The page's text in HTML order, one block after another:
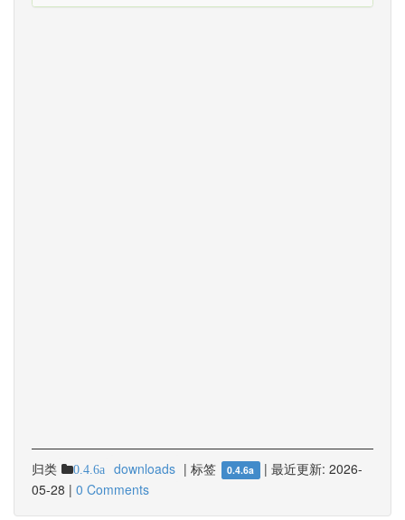
归类 0.4.6a downloads | 标签 0.4.6a | 最近更新: 2026-
05-28 | 0 Comments